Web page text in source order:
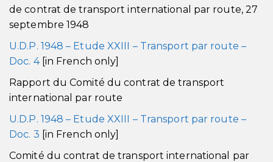
de contrat de transport international par route, 27
septembre 1948
U.D.P. 1948 – Etude XXIII – Transport par route –
Doc. 4[in French only]
Rapport du Comité du contrat de transport
international par route
U.D.P. 1948 – Etude XXIII – Transport par route –
Doc. 3 [in French only]
Comité du contrat de transport international par